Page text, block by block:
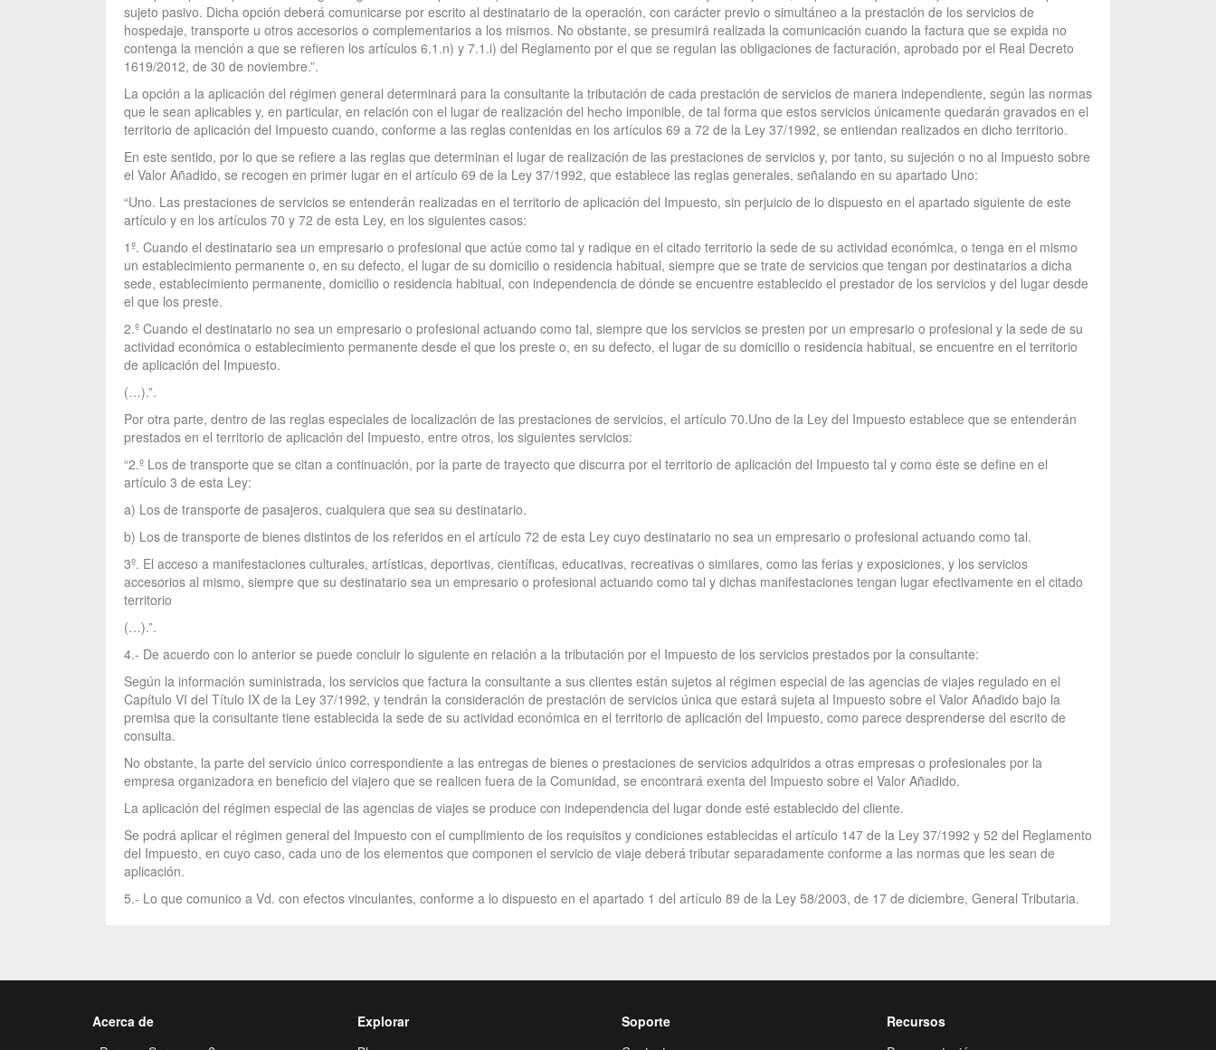
sujeto pasivo. Dicha opción deberá comunicarse por escrito al destinatario de la operación, con carácter previo o simultáneo a la prestación de los servicios de
hospedaje, transporte u otros accesorios o complementarios a los mismos. No obstante, se presumirá realizada la comunicación cuando la factura que se expida no
contenga la mención a que se refieren los artículos 6.1.n) y 7.1.i) del Reglamento por el que se regulan las obligaciones de facturación, aprobado por el Real Decreto
1619/2012, de 30 de noviembre.”.
La opción a la aplicación del régimen general determinará para la consultante la tributación de cada prestación de servicios de manera independiente, según las normas
que le sean aplicables y, en particular, en relación con el lugar de realización del hecho imponible, de tal forma que estos servicios únicamente quedarán gravados en el
territorio de aplicación del Impuesto cuando, conforme a las reglas contenidas en los artículos 69 a 72 de la Ley 37/1992, se entiendan realizados en dicho territorio.
En este sentido, por lo que se refiere a las reglas que determinan el lugar de realización de las prestaciones de servicios y, por tanto, su sujeción o no al Impuesto sobre
el Valor Añadido, se recogen en primer lugar en el artículo 69 de la Ley 37/1992, que establece las reglas generales, señalando en su apartado Uno:
“Uno. Las prestaciones de servicios se entenderán realizadas en el territorio de aplicación del Impuesto, sin perjuicio de lo dispuesto en el apartado siguiente de este
artículo y en los artículos 70 y 72 de esta Ley, en los siguientes casos:
1º. Cuando el destinatario sea un empresario o profesional que actúe como tal y radique en el citado territorio la sede de su actividad económica, o tenga en el mismo
un establecimiento permanente o, en su defecto, el lugar de su domicilio o residencia habitual, siempre que se trate de servicios que tengan por destinatarios a dicha
sede, establecimiento permanente, domicilio o residencia habitual, con independencia de dónde se encuentre establecido el prestador de los servicios y del lugar desde
el que los preste.
2.º Cuando el destinatario no sea un empresario o profesional actuando como tal, siempre que los servicios se presten por un empresario o profesional y la sede de su
actividad económica o establecimiento permanente desde el que los preste o, en su defecto, el lugar de su domicilio o residencia habitual, se encuentre en el territorio
de aplicación del Impuesto.
(…).”.
Por otra parte, dentro de las reglas especiales de localización de las prestaciones de servicios, el artículo 70.Uno de la Ley del Impuesto establece que se entenderán
prestados en el territorio de aplicación del Impuesto, entre otros, los siguientes servicios:
“2.º Los de transporte que se citan a continuación, por la parte de trayecto que discurra por el territorio de aplicación del Impuesto tal y como éste se define en el
artículo 3 de esta Ley:
a) Los de transporte de pasajeros, cualquiera que sea su destinatario.
b) Los de transporte de bienes distintos de los referidos en el artículo 72 de esta Ley cuyo destinatario no sea un empresario o profesional actuando como tal.
3º. El acceso a manifestaciones culturales, artísticas, deportivas, científicas, educativas, recreativas o similares, como las ferias y exposiciones, y los servicios
accesorios al mismo, siempre que su destinatario sea un empresario o profesional actuando como tal y dichas manifestaciones tengan lugar efectivamente en el citado
territorio
(…).”.
4.- De acuerdo con lo anterior se puede concluir lo siguiente en relación a la tributación por el Impuesto de los servicios prestados por la consultante:
Según la información suministrada, los servicios que factura la consultante a sus clientes están sujetos al régimen especial de las agencias de viajes regulado en el
Capítulo VI del Título IX de la Ley 37/1992, y tendrán la consideración de prestación de servicios única que estará sujeta al Impuesto sobre el Valor Añadido bajo la
premisa que la consultante tiene establecida la sede de su actividad económica en el territorio de aplicación del Impuesto, como parece desprenderse del escrito de
consulta.
No obstante, la parte del servicio único correspondiente a las entregas de bienes o prestaciones de servicios adquiridos a otras empresas o profesionales por la
empresa organizadora en beneficio del viajero que se realicen fuera de la Comunidad, se encontrará exenta del Impuesto sobre el Valor Añadido.
La aplicación del régimen especial de las agencias de viajes se produce con independencia del lugar donde esté establecido del cliente.
Se podrá aplicar el régimen general del Impuesto con el cumplimiento de los requisitos y condiciones establecidas el artículo 147 de la Ley 37/1992 y 52 del Reglamento
del Impuesto, en cuyo caso, cada uno de los elementos que componen el servicio de viaje deberá tributar separadamente conforme a las normas que les sean de
aplicación.
5.- Lo que comunico a Vd. con efectos vinculantes, conforme a lo dispuesto en el apartado 1 del artículo 89 de la Ley 58/2003, de 17 de diciembre, General Tributaria.
Acerca de
Explorar
Soporte
Recursos